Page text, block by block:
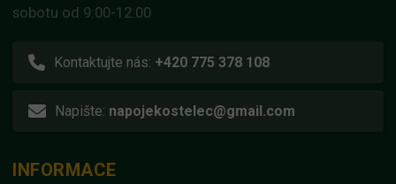
sobotu od 9:00-12:00
Kontaktujte nás: +420 775 378 108
Napište: napojekostelec@gmail.com
INFORMACE